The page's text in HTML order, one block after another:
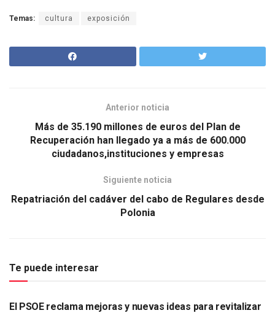
Temas: cultura exposición
Anterior noticia
Más de 35.190 millones de euros del Plan de
Recuperación han llegado ya a más de 600.000
ciudadanos,instituciones y empresas
Siguiente noticia
Repatriación del cadáver del cabo de Regulares desde
Polonia
Te puede interesar
ACTUALIDAD
El PSOE reclama mejoras y nuevas ideas para revitalizar